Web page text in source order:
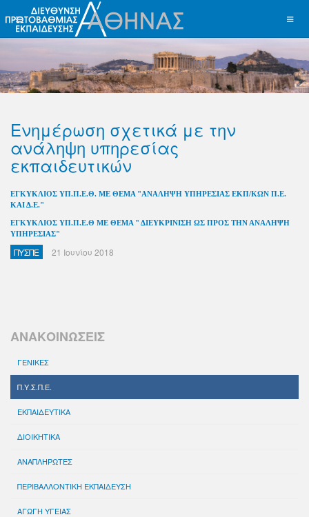
Ενημέρωση σχετικά με την
ανάληψη υπηρεσίας
εκπαιδευτικών
ΕΓΚΥΚΛΙΟΣ ΥΠ.Π.Ε.Θ. ΜΕ ΘΕΜΑ "ΑΝΑΛΗΨΗ ΥΠΗΡΕΣΙΑΣ ΕΚΠ/ΚΩΝ Π.Ε.
ΚΑΙ Δ.Ε."
ΕΓΚΥΚΛΙΟΣ ΥΠ.Π.Ε.Θ ΜΕ ΘΕΜΑ " ΔΙΕΥΚΡΙΝΙΣΗ ΩΣ ΠΡΟΣ ΤΗΝ ΑΝΑΛΗΨΗ
ΥΠΗΡΕΣΙΑΣ"
ΠΥΣΠΕ 21 Ιουνίου 2018
ΑΝΑΚΟΙΝΩΣΕΙΣ
ΓΕΝΙΚΕΣ
Π.Υ.Σ.Π.Ε.
ΕΚΠΑΙΔΕΥΤΙΚΑ
ΔΙΟΙΚΗΤΙΚΑ
ΑΝΑΠΛΗΡΩΤΕΣ
ΠΕΡΙΒΑΛΛΟΝΤΙΚΗ ΕΚΠΑΙΔΕΥΣΗ
ΑΓΩΓΗ ΥΓΕΙΑΣ